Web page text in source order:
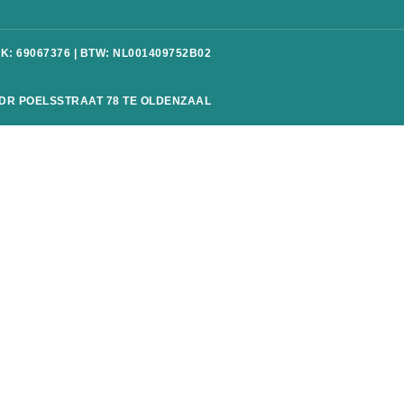
69067376 | BTW: NL001409752B02
POELSSTRAAT 78 TE OLDENZAAL